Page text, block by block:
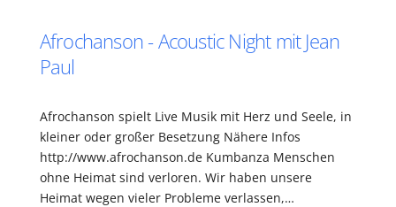
Afrochanson - Acoustic Night mit Jean
Paul
Afrochanson spielt Live Musik mit Herz und Seele, in
kleiner oder großer Besetzung Nähere Infos
http://www.afrochanson.de Kumbanza Menschen
ohne Heimat sind verloren. Wir haben unsere
Heimat wegen vieler Probleme verlassen,…